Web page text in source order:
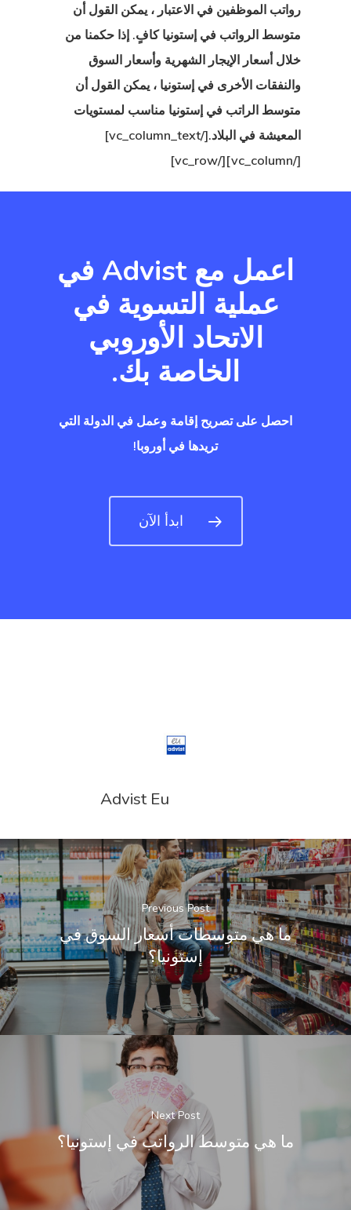
رواتب الموظفين في الاعتبار ، يمكن القول أن
متوسط الرواتب في إستونيا كافٍ. إذا حكمنا من
خلال أسعار الإيجار الشهرية وأسعار السوق
والنفقات الأخرى في إستونيا ، يمكن القول أن
متوسط الراتب في إستونيا مناسب لمستويات
المعيشة في البلاد.[/vc_column_text]
[/vc_column][/vc_row]
اعمل مع Advist في
عملية التسوية في
الاتحاد الأوروبي
الخاصة بك.
احصل على تصريح إقامة وعمل في الدولة التي
تريدها في أوروبا!
ابدأ الآن
Advist Eu
Previous Post
ما هي متوسطات أسعار السوق في
إستونيا؟
Next Post
ما هي متوسط الرواتب في إستونيا؟
في تركيا
الخروج